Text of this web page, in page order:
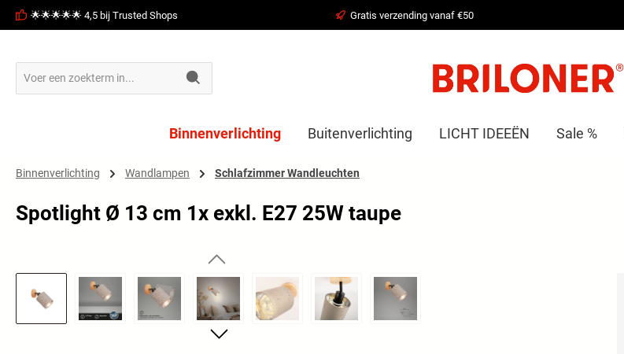
Ga naar de hoofdnavigatie
🌟🌟🌟🌟🌟 4,5 bij Trusted Shops Gratis verzending vanaf €50
Binnenverlichting Buitenverlichting LICHT IDEEËN Sale %
Binnenverlichting Wandlampen Schlafzimmer Wandleuchten
Spotlight Ø 13 cm 1x exkl. E27 25W taupe
Afbeeldingengalerij overslaan